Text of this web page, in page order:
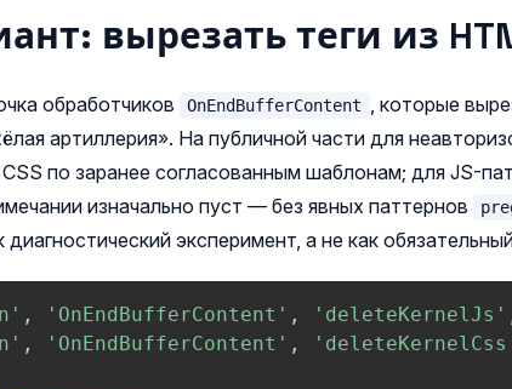
вырезать теги из
обработчиков OnEndBufferContent , которые
артиллерия». На публичной части для
по заранее согласованным шаблонам; для JS-
изначально пуст — без явных паттернов
эксперимент, а не как
, 'OnEndBufferContent' , 'deleteKernelJs'
, 'OnEndBufferContent' ,